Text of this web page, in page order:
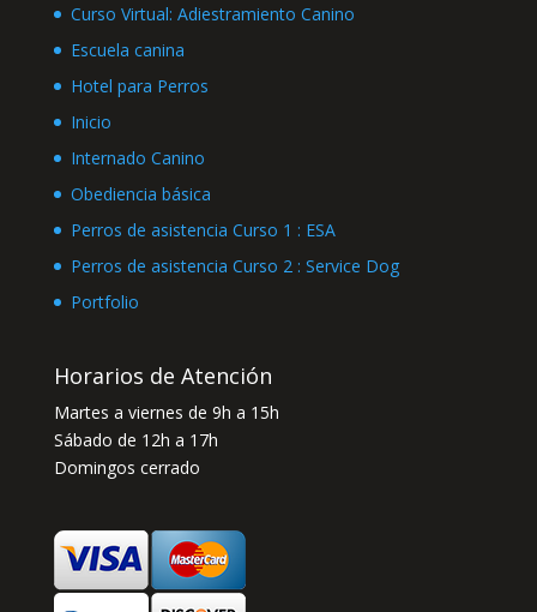
Curso Virtual: Adiestramiento Canino
Escuela canina
Hotel para Perros
Inicio
Internado Canino
Obediencia básica
Perros de asistencia Curso 1 : ESA
Perros de asistencia Curso 2 : Service Dog
Portfolio
Horarios de Atención
Martes a viernes de 9h a 15h
Sábado de 12h a 17h
Domingos cerrado